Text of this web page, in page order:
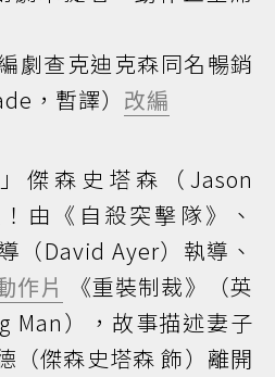
劇查克迪克森同名暢銷
，暫譯） 改編
傑森史塔森（Jason
由《自殺突擊隊》、
（David Ayer）執導、
作片
《重裝制裁》（英
Man），故事描述妻子
（傑森史塔森 飾）離開